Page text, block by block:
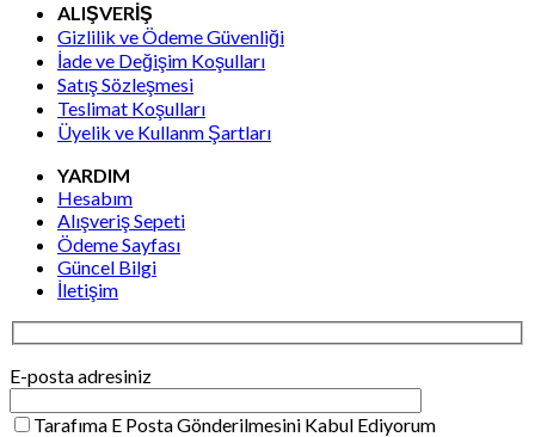
ALIŞVERİŞ
Gizlilik ve Ödeme Güvenliği
İade ve Değişim Koşulları
Satış Sözleşmesi
Teslimat Koşulları
Üyelik ve Kullanm Şartları
YARDIM
Hesabım
Alışveriş Sepeti
Ödeme Sayfası
Güncel Bilgi
İletişim
E-posta adresiniz
Tarafıma E Posta Gönderilmesini Kabul Ediyorum